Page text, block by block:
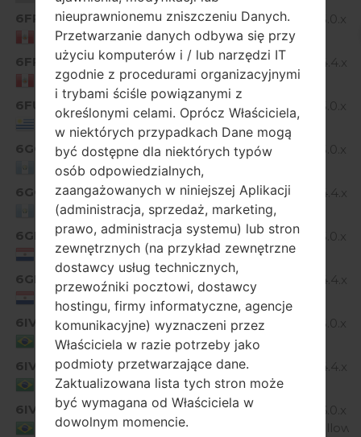
6FP
Peru
D855P20A_00.kdz
Android 5.0.x
Lollipop
6FP
Peru
D855P10C_00.kdz
Android 4.4.x
KitKat
6FU
Uruguay
D855P20A_02.kdz
Android 5.0.x
Lollipop
6GO
Guatemala
D855P20A_00.kdz
Android 5.0.x
6GO
Guatemala
D855P10C_00.kdz
Android 4.4.x
KitKat
6GP
Paraguay
D855P20A_00.kdz
Android 5.0.x
Lollipop
6GP
Paraguay
D855P10c_00.kdz
Android 4.4.x
KitKat
6IV
Brazil
D855P20A_01.kdz
Android 5.0.x
6IV
Brazil
D855P10C_00.kdz
Android 4.4.x
KitKat
6IV
Brazil
D855P30a_00_0124.kdz
Android 6.0.x
Marshmallow
nieuprawnionemu zniszczeniu Danych.
Przetwarzanie danych odbywa się przy
użyciu komputerów i / lub narzędzi IT
zgodnie z procedurami organizacyjnymi
i trybami ściśle powiązanymi z
określonymi celami. Oprócz Właściciela,
w niektórych przypadkach Dane mogą
być dostępne dla niektórych typów
osób odpowiedzialnych,
zaangażowanych w niniejszej Aplikacji
(administracja, sprzedaż, marketing,
prawo, administracja systemu) lub stron
zewnętrznych (na przykład zewnętrzne
dostawcy usług technicznych,
przewoźniki pocztowi, dostawcy
hostingu, firmy informatyczne, agencje
komunikacyjne) wyznaczeni przez
Właściciela w razie potrzeby jako
podmioty przetwarzające dane.
Zaktualizowana lista tych stron może
być wymagana od Właściciela w
dowolnym momencie.